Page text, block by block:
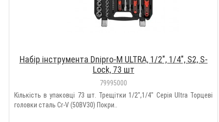
Набір інструмента Dnipro-M ULTRA, 1/2", 1/4", S2, S-
Lock, 73 шт
79995000
Кількість в упаковці 73 шт. Трещітки 1/2",1/4" Серія Ultra Торцеві
головки сталь Cr-V (50BV30) Покри..